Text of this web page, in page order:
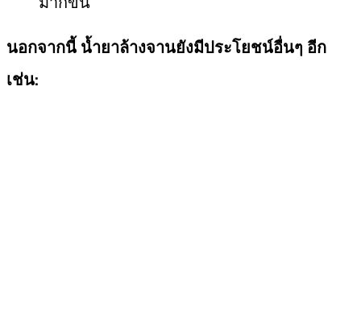
นอกจากนี้ น้ำยาล้างจานยังมีประโยชน์อื่นๆ อีก
เช่น: